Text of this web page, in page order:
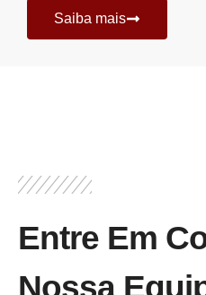
Saiba mais
Entre Em
Nossa